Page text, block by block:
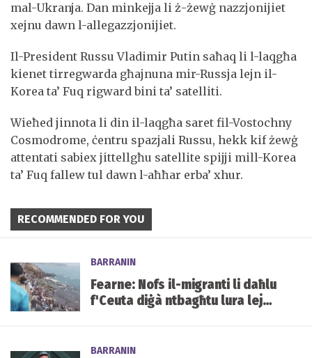
mal-Ukranja. Dan minkejja li ż-żewġ nazzjonijiet
xejnu dawn l-allegazzjonijiet.
Il-President Russu Vladimir Putin saħaq li l-laqgħa
kienet tirregwarda għajnuna mir-Russja lejn il-
Korea ta’ Fuq rigward bini ta’ satelliti.
Wieħed jinnota li din il-laqgħa saret fil-Vostochny
Cosmodrome, ċentru spazjali Russu, hekk kif żewġ
attentati sabiex jittellgħu satellite spijji mill-Korea
ta’ Fuq fallew tul dawn l-aħħar erba’ xhur.
RECOMMENDED FOR YOU
BARRANIN
Fearne: Nofs il-migranti li daħlu
f'Ceuta diġà ntbagħtu lura lejn
BARRANIN